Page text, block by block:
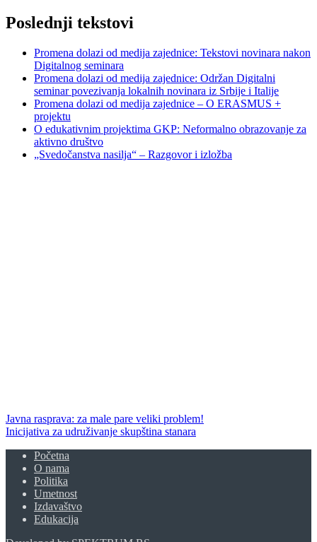
Poslednji tekstovi
Promena dolazi od medija zajednice: Tekstovi novinara nakon
Digitalnog seminara
Promena dolazi od medija zajednice: Održan Digitalni
seminar povezivanja lokalnih novinara iz Srbije i Italije
Promena dolazi od medija zajednice – O ERASMUS +
projektu
O edukativnim projektima GKP: Neformalno obrazovanje za
aktivno društvo
„Svedočanstva nasilja“ – Razgovor i izložba
Javna rasprava: za male pare veliki problem!
Inicijativa za udruživanje skupština stanara
Početna
O nama
Politika
Umetnost
Izdavaštvo
Edukacija